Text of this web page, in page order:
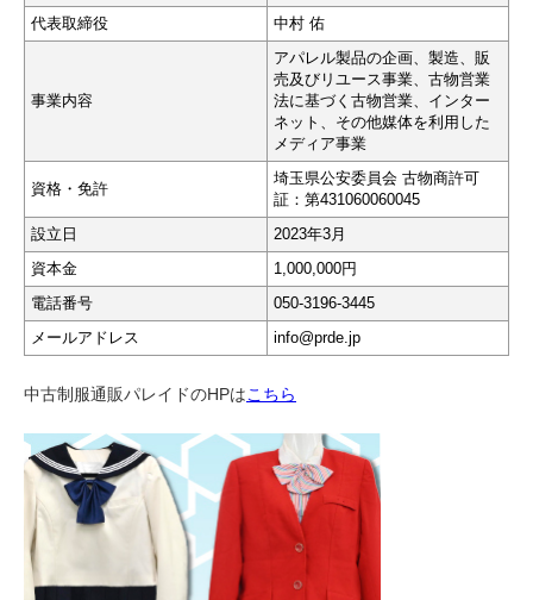
代表取締役
中村 佑
事業内容
アパレル製品の企画、製造、販
売及びリユース事業、古物営業
法に基づく古物営業、インター
ネット、その他媒体を利用した
メディア事業
資格・免許
埼玉県公安委員会 古物商許可
証：第431060060045
設立日
2023年3月
資本金
1,000,000円
電話番号
050-3196-3445
メールアドレス
info@prde.jp
中古制服通販パレイドのHPはこちら